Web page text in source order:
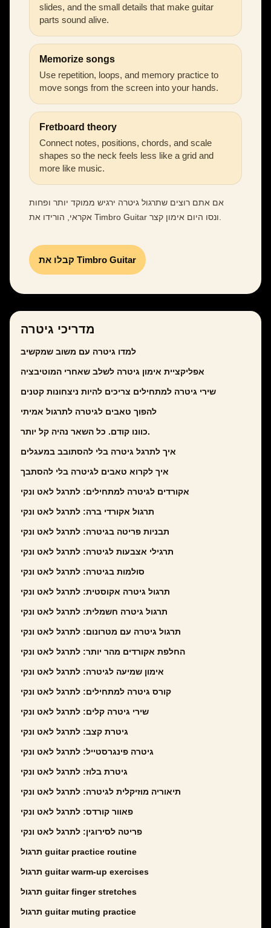
slides, and the small details that make guitar
parts sound alive.
Memorize songs
Use repetition, loops, and memory practice to
move songs from the screen into your hands.
Fretboard theory
Connect notes, positions, chords, and scale
shapes so the neck feels less like a grid and
more like music.
אם אתם רוצים שתרגול גיטרה ירגיש ממוקד יותר ופחות
אקראי, הורידו את Timbro Guitar ונסו היום אימון קצר.
קבלו את Timbro Guitar
מדריכי גיטרה
למדו גיטרה עם משוב שמקשיב
אפליקציית אימון גיטרה לשלב שאחרי המוטיבציה
שירי גיטרה למתחילים צריכים להיות ניצחונות קטנים
להפוך טאבים לגיטרה לתרגול אמיתי
כוונו קודם. כל השאר נהיה קל יותר.
איך לתרגל גיטרה בלי להסתובב במעגלים
איך לקרוא טאבים לגיטרה בלי להסתבך
אקורדים לגיטרה למתחילים: לתרגל לאט ונקי
תרגול אקורדי ברה: לתרגל לאט ונקי
תבניות פריטה בגיטרה: לתרגל לאט ונקי
תרגילי אצבעות לגיטרה: לתרגל לאט ונקי
סולמות בגיטרה: לתרגל לאט ונקי
תרגול גיטרה אקוסטית: לתרגל לאט ונקי
תרגול גיטרה חשמלית: לתרגל לאט ונקי
תרגול גיטרה עם מטרונום: לתרגל לאט ונקי
החלפת אקורדים מהר יותר: לתרגל לאט ונקי
אימון שמיעה לגיטרה: לתרגל לאט ונקי
קורס גיטרה למתחילים: לתרגל לאט ונקי
שירי גיטרה קלים: לתרגל לאט ונקי
גיטרת קצב: לתרגל לאט ונקי
גיטרה פינגרסטייל: לתרגל לאט ונקי
גיטרת בלוז: לתרגל לאט ונקי
תיאוריה מוזיקלית לגיטרה: לתרגל לאט ונקי
פאוור קורדס: לתרגל לאט ונקי
פריטה לסירוגין: לתרגל לאט ונקי
תרגול guitar practice routine
תרגול guitar warm-up exercises
תרגול guitar finger stretches
תרגול guitar muting practice